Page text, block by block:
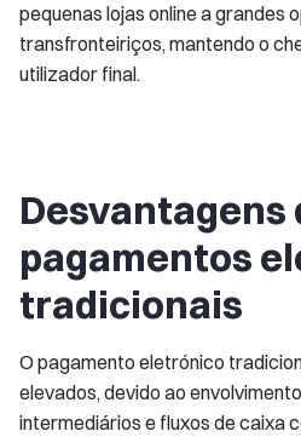
pequenas lojas online a grandes
transfronteiriços, mantendo o
utilizador final.
Desvantagens
pagamentos
tradicionais
O pagamento eletrónico
elevados, devido ao
intermediários e fluxos de caixa